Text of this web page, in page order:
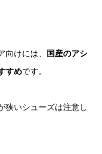
けには、 国産のアシ
すめです。
狭いシューズは注意し